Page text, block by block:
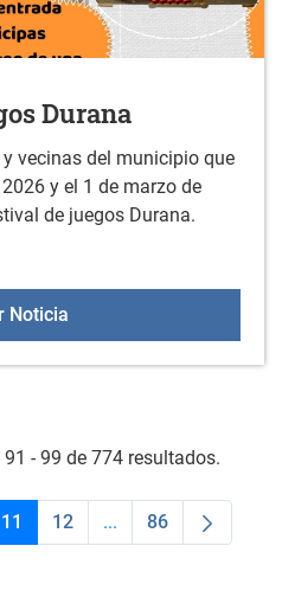
Durana
vecinas del municipio que
y el 1 de marzo de
de juegos Durana.
NoticiaI. Festival de juegos
- 99 de 774 resultados.
Use TAB para
Página
11 Página
12 ...PáginasPágina
86